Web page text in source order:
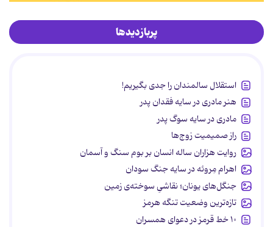
پربازدیدها
استقلال سالمندان را جدی بگیریم!
هنر مادری در سایه‌ فقدان پدر
مادری در سایه سوگ پدر
راز صمیمیت زوج‌ها
روایت هزاران ساله انسان بر بوم سنگ و آسمان
اهرام مِروئه در سایه جنگ سودان
جنگل‌های یونان؛ نقاشیِ سوخته‌ی زمین
تازه‌ترین وضعیت تنگه هرمز
۱۰ خط قرمز در دعوای همسران